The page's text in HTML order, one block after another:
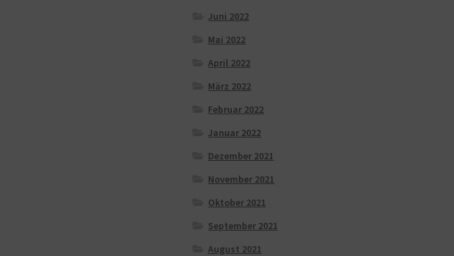
Juni 2022
Mai 2022
April 2022
März 2022
Februar 2022
Januar 2022
Dezember 2021
November 2021
Oktober 2021
September 2021
August 2021